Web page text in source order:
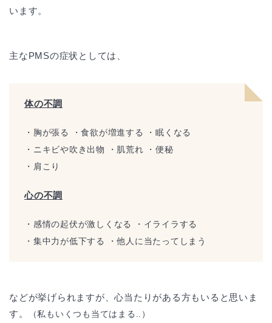
います。
主なPMSの症状としては、
体の不調
・胸が張る ・食欲が増進する ・眠くなる
・ニキビや吹き出物 ・肌荒れ ・便秘
・肩こり
心の不調
・感情の起伏が激しくなる ・イライラする
・集中力が低下する ・他人に当たってしまう
などが挙げられますが、心当たりがある方もいると思いま
す。
（私もいくつも当てはまる..）